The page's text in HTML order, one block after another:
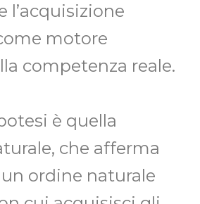
l’acquisizione
motore
competenza reale.
è quella
che afferma
un ordine naturale